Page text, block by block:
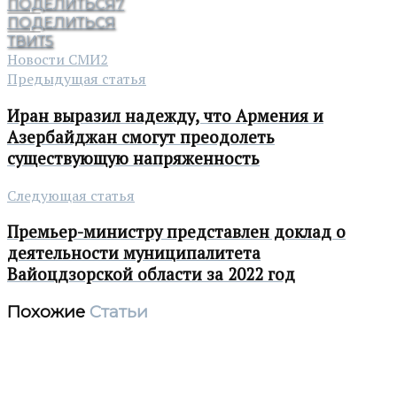
ПОДЕЛИТЬСЯ7
ПОДЕЛИТЬСЯ
ТВИТ5
Новости СМИ2
Предыдущая статья
Иран выразил надежду, что Армения и
Азербайджан смогут преодолеть
существующую напряженность
Следующая статья
Премьер-министру представлен доклад о
деятельности муниципалитета
Вайоцдзорской области за 2022 год
Похожие Статьи